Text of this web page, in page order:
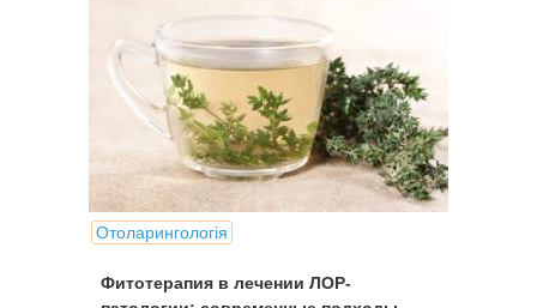
Отоларингологія
Фитотерапия в лечении ЛОР-